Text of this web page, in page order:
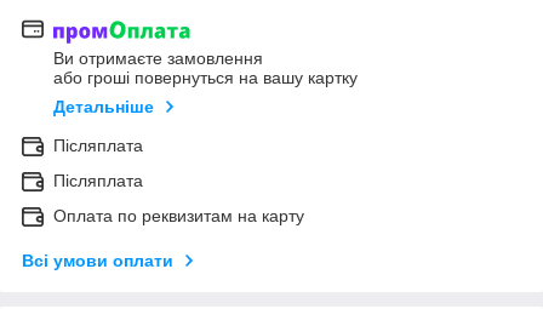
Ви отримаєте замовлення
або гроші повернуться на вашу картку
Детальніше
Післяплата
Післяплата
Оплата по реквизитам на карту
Всі умови оплати